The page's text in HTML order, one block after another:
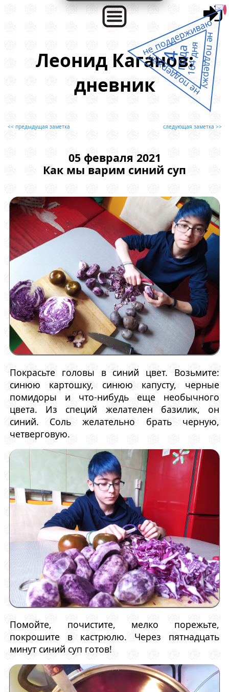
Леонид Каганов:
дневник
<< предыдущая заметка следующая заметка >>
05 февраля 2021
Как мы варим синий суп
Покрасьте головы в синий цвет. Возьмите:
синюю картошку, синюю капусту, черные
помидоры и что-нибудь еще необычного
цвета. Из специй желателен базилик, он
синий. Соль желательно брать черную,
четверговую.
Помойте, почистите, мелко порежьте,
покрошите в кастрюлю. Через пятнадцать
минут синий суп готов!
не поддержал
не поддерживаю
не поддержу
4
года164 дня